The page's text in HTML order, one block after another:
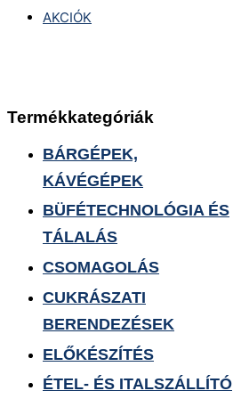
AKCIÓK
Termékkategóriák
BÁRGÉPEK,
KÁVÉGÉPEK
BÜFÉTECHNOLÓGIA ÉS
TÁLALÁS
CSOMAGOLÁS
CUKRÁSZATI
BERENDEZÉSEK
ELŐKÉSZÍTÉS
ÉTEL- ÉS ITALSZÁLLÍTÓ